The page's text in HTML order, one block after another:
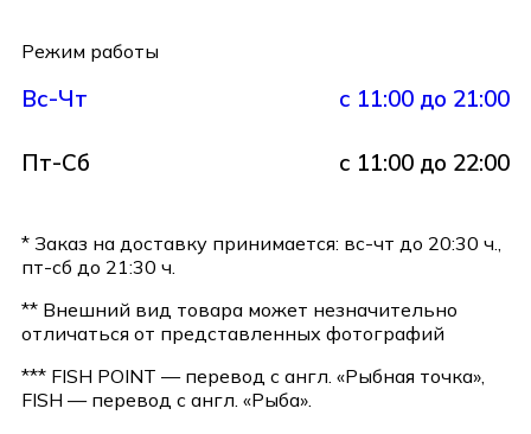
Режим работы
Вс-Чт с 11:00 до 21:00
Пт-Сб с 11:00 до 22:00
* Заказ на доставку принимается: вс-чт до 20:30 ч.,
пт-сб до 21:30 ч.
** Внешний вид товара может незначительно
отличаться от представленных фотографий
*** FISH POINT — перевод с англ. «Рыбная точка»,
FISH — перевод с англ. «Рыба».